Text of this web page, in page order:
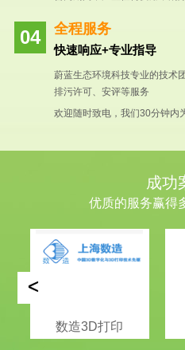
全程服务
快速响应+专业指导
蔚蓝生态环境科技专业的技术
排污许可、安评等服务
欢迎随时致电，我们30分钟内
成功
优质的服务赢得
数造3D打印
<